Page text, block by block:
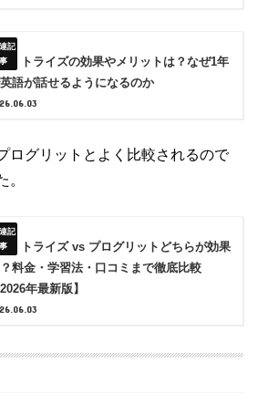
トライズの効果やメリットは？なぜ1年
語が話せるようになるのか
ログリットとよく比較されるので
。
トライズ vs プログリットどちらが効果
料金・学習法・口コミまで徹底比較
2026年最新版】